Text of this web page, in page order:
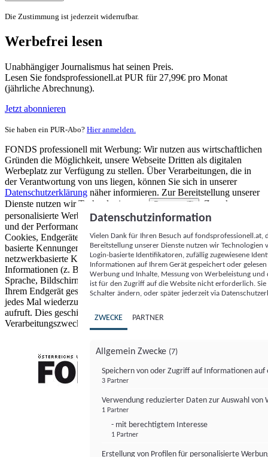
Die Zustimmung ist jederzeit widerrufbar.
Werbefrei lesen
Unabhängiger Journalismus hat seinen Preis.
Lesen Sie fondsprofessionell.at PUR für 27,99€ pro Monat
(jährliche Abrechnung).
Jetzt abonnieren
Sie haben ein PUR-Abo? Hier anmelden.
FONDS professionell mit Werbung: Wir nutzen aus wirtschaftlichen
Gründen die Möglichkeit, unsere Webseite Dritten als digitalen
Werbeplatz zur Verfügung zu stellen. Über Verarbeitungen, die in
der Verantwortung von uns liegen, können Sie sich in unserer
Datenschutzerklärung näher informieren. Zur Bereitstellung unserer
Dienste nutzen wir Technologien von
Partnern (5)
. Zwecke:
personalisierte Werbung und Inhalte, Messung von Werbeleistung
und der Performance von Inhalten sowie Zielgruppenforschung.
Cookies, Endgeräte- oder ähnliche Online-Kennungen (z. B. login-
basierte Kennungen, zufällig generierte Kennungen,
netzwerkbasierte Kennungen) können zusammen mit anderen
Informationen (z. B. Browsertyp und Browserinformationen,
Sprache, Bildschirmgröße, unterstützte Technologien usw.) auf
Ihrem Endgerät gespeichert oder von dort ausgelesen werden, um es
jedes Mal wiederzuerkennen, wenn es eine App oder einer Webseite
aufruft. Dies geschieht für einen oder mehrere der hier aufgeführten
Verarbeitungszwecke.
Datenschutzinformation
Vielen Dank für Ihren Besuch auf
Bereitstellung unserer Dienste nutzen wir Technologien
Login-basierte Identifikatoren, zufällig zugewiesene
Informationen auf Ihrem Gerät gespeichert oder
Werbung und Inhalte, Messung von Werbeleistung
ist für den Zugriff auf die Website nicht erforderlich.
Schalter ändern, oder später jederzeit via
ZWECKE PARTNER
Allgemein Zwecke (7)
Speichern von oder Zugriff auf Informationen auf
3 Partner
Verwendung reduzierter Daten zur Auswahl von
1 Partner
- mit berechtigtem Interesse
1 Partner
Erstellung von Profilen für personalisierte
FONDS professionell